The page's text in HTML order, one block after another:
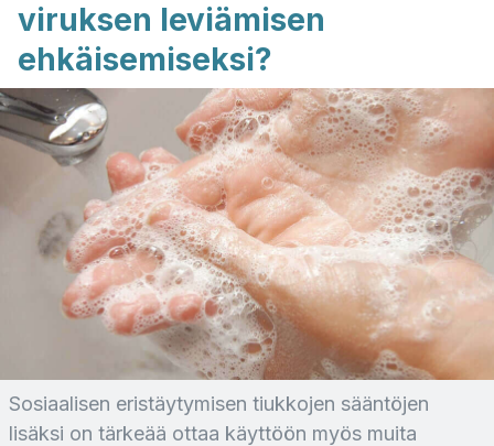
viruksen leviämisen
ehkäisemiseksi?
Sosiaalisen eristäytymisen tiukkojen sääntöjen
lisäksi on tärkeää ottaa käyttöön myös muita